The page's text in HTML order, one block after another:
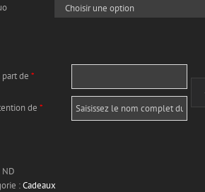
de *
de *
ND
:Cadeaux